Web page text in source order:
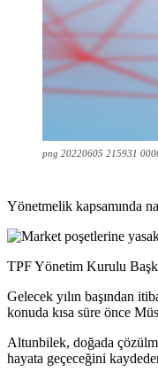
png 20220605 215931
Yönetmelik kapsamında
TPF Yönetim Kurulu
Gelecek yılın başından
konuda kısa süre önce
Altunbilek, doğada
hayata geçeceğini